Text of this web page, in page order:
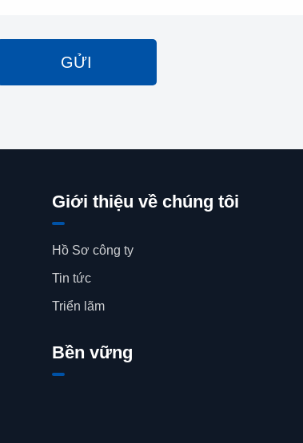
GỬI
Giới thiệu về chúng tôi
Hồ Sơ công ty
Tin tức
Triển lãm
Bền vững